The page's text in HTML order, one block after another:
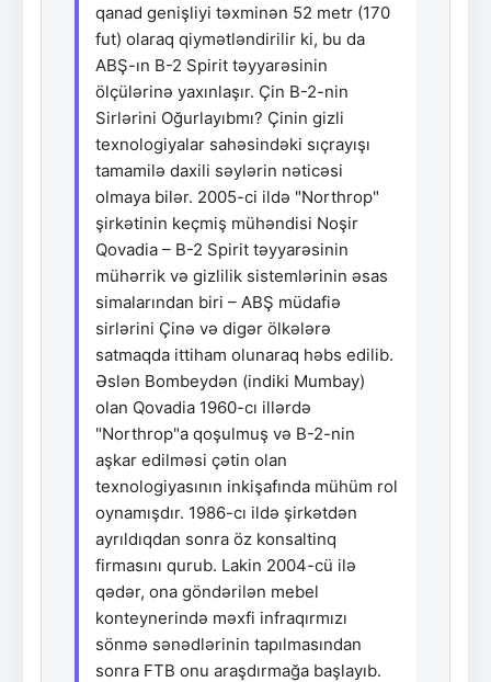
qanad genişliyi təxminən 52 metr (170
fut) olaraq qiymətləndirilir ki, bu da
ABŞ-ın B-2 Spirit təyyarəsinin
ölçülərinə yaxınlaşır. Çin B-2-nin
Sirlərini Oğurlayıbmı? Çinin gizli
texnologiyalar sahəsindəki sıçrayışı
tamamilə daxili səylərin nəticəsi
olmaya bilər. 2005-ci ildə "Northrop"
şirkətinin keçmiş mühəndisi Noşir
Qovadia – B-2 Spirit təyyarəsinin
mühərrik və gizlilik sistemlərinin əsas
simalarından biri – ABŞ müdafiə
sirlərini Çinə və digər ölkələrə
satmaqda ittiham olunaraq həbs edilib.
Əslən Bombeydən (indiki Mumbay)
olan Qovadia 1960-cı illərdə
"Northrop"a qoşulmuş və B-2-nin
aşkar edilməsi çətin olan
texnologiyasının inkişafında mühüm rol
oynamışdır. 1986-cı ildə şirkətdən
ayrıldıqdan sonra öz konsaltinq
firmasını qurub. Lakin 2004-cü ilə
qədər, ona göndərilən mebel
konteynerində məxfi infraqırmızı
sönmə sənədlərinin tapılmasından
sonra FTB onu araşdırmağa başlayıb.